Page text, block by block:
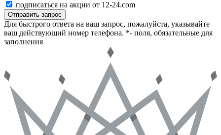
подписаться на акции от 12-24.com
Отправить запрос
Для быстрого ответа на ваш запрос, пожалуйста, указывайте
ваш действующий номер телефона. *- поля, обязательные для
заполнения